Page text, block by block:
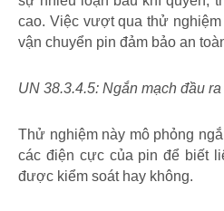
cao. Việc vượt qua thử
vận chuyển pin đảm bảo an
UN 38.3.4.5: Ngắn mạch đầu
Thử nghiệm này mô phỏng
các điện cực của pin để biết
được kiểm soát hay không.